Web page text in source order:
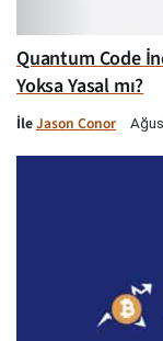
Quantum Code
Yoksa Yasal mı?
İleJason Conor